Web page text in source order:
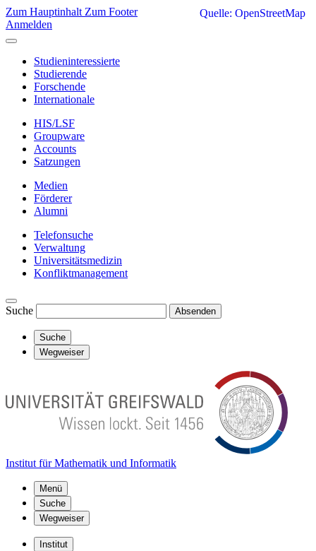
Zum Hauptinhalt Zum Footer
Anmelden
Studieninteressierte
Studierende
Forschende
Internationale
HIS/LSF
Groupware
Accounts
Satzungen
Medien
Förderer
Alumni
Telefonsuche
Verwaltung
Universitätsmedizin
Konfliktmanagement
Suche Absenden
Suche
Wegweiser
Institut für Mathematik und Informatik
Menü
Suche
Wegweiser
Institut
Quelle: OpenStreetMap